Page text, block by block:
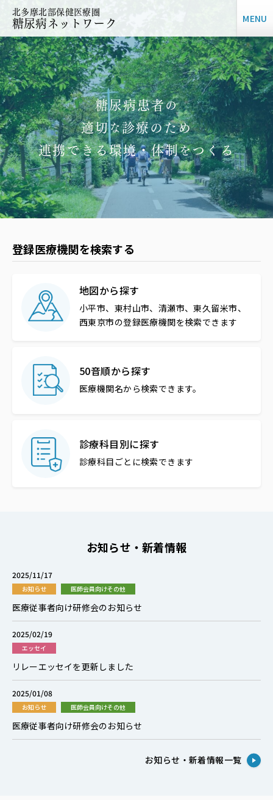
北多摩北部保健医療圏
糖尿病ネットワーク MENU
糖尿病患者の
適切 な診療のため
連携できる環境・体制をつくる
登録医療機関を検索する
地図から探す
小平市、東村山市、清瀬市、東久留米市、
西東京市の登録医療機関を検索できます
50音順から探す
医療機関名から検索できます。
診療科目別に探す
診療科目ごとに検索できます
お知らせ・新着情報
2025/11/17
お知らせ 医師会員向けその他
医療従事者向け研修会のお知らせ
2025/02/19
エッセイ
リレーエッセイを更新しました
2025/01/08
お知らせ 医師会員向けその他
医療従事者向け研修会のお知らせ
お知らせ・新着情報一覧